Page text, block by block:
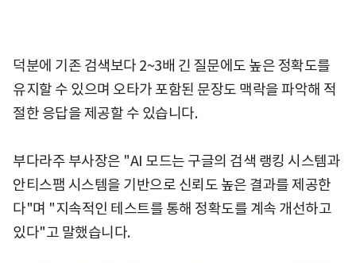
덕분에 기존 검색보다 2~3배 긴 질문에도 높은 정확도를
유지할 수 있으며 오타가 포함된 문장도 맥락을 파악해 적
절한 응답을 제공할 수 있습니다.
부다라주 부사장은 "AI 모드는 구글의 검색 랭킹 시스템과
안티스팸 시스템을 기반으로 신뢰도 높은 결과를 제공한
다"며 "지속적인 테스트를 통해 정확도를 계속 개선하고
있다"고 말했습니다.